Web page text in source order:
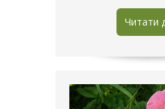
Читати